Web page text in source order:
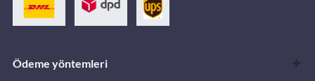
Ödeme yöntemleri